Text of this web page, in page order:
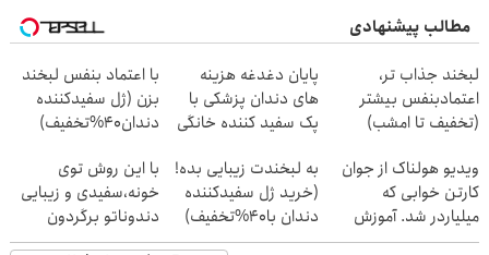
مطالب پیشنهادی
لبخند جذاب تر،
اعتمادبنفس بیشتر
(تخفیف تا امشب)
پایان دغدغه هزینه
های دندان پزشکی با
پک سفید کننده خانگی
با اعتماد بنفس لبخند
بزن (ژل سفیدکننده
دندان40%تخفیف)
ویدیو هولناک از جوان
کارتن خوابی که
میلیاردر شد. آموزش
رایگان
به لبخندت زیبایی بده!
(خرید ژل سفیدکننده
دندان با40%تخفیف)
با این روش توی
خونه،سفیدی و زیبایی
دندوناتو برگردون
(40%off)